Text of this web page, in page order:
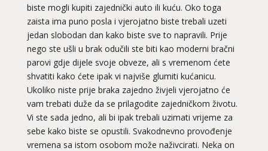
biste mogli kupiti zajednički auto ili kuću. Oko toga
zaista ima puno posla i vjerojatno biste trebali uzeti
jedan slobodan dan kako biste sve to napravili. Prije
nego ste ušli u brak odučili ste biti kao moderni bračni
parovi gdje dijele svoje obveze, ali s vremenom ćete
shvatiti kako ćete ipak vi najviše glumiti kućanicu.
Ukoliko niste prije braka zajedno živjeli vjerojatno će
vam trebati duže da se prilagodite zajedničkom životu.
Vi ste sada jedno, ali bi ipak trebali uzimati vrijeme za
sebe kako biste se opustili. Svakodnevno provođenje
vremena sa istom osobom može naživcirati. Neka on